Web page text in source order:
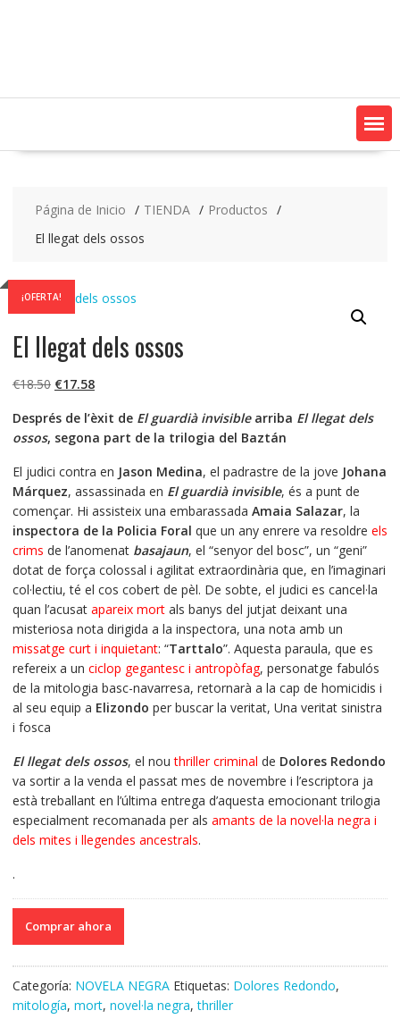
Página de Inicio TIENDA
Productos
El llegat dels ossos
¡OFERTA!
El llegat dels ossos
€18.50 El
original
era:
€17.58El
actual
es:
Després de l’èxit de El guardià invisiblearriba El llegat dels
ossos, segona part de la trilogia del Baztán
El judici contra en Jason Medina, el padrastre de la jove Johana
Márquez, assassinada en El guardià invisible, és a punt de
començar. Hi assisteix una embarassada Amaia Salazar, la
inspectora de la Policia Foral que un any enrere va resoldre els
crims de l’anomenat basajaun, el “senyor del bosc”, un “geni”
dotat de força colossal i agilitat extraordinària que, en l’imaginari
col·lectiu, té el cos cobert de pèl. De sobte, el judici es cancel·la
quan l’acusat apareix mortals banys del jutjat deixant una
misteriosa nota dirigida a la inspectora, una nota amb un
missatge curt i inquietant: “Tarttalo”. Aquesta paraula, que es
refereix a un ciclop gegantesc i antropòfag, personatge fabulós
de la mitologia basc-navarresa, retornarà a la cap de homicidis i
al seu equip a Elizondo per buscar la veritat, Una veritat sinistra
i fosca
El llegat dels ossos, el nouthriller criminal de Dolores Redondo
va sortir a la venda el passat mes de novembre i l’escriptora ja
està treballant en l’última entrega d’aquesta emocionant trilogia
especialment recomanada per als amants de la novel·la negra i
dels mites i llegendes ancestrals.
.
Comprar ahora
Categoría: NOVELA NEGRA Etiquetas: Dolores Redondo,
mitología, mort, novel·la negra,thriller